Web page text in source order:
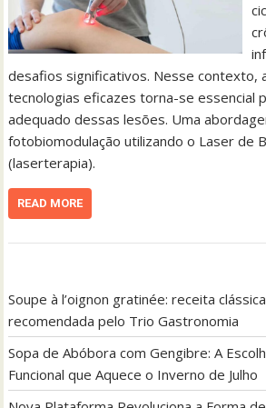
desafios significativos. Nesse contexto,
tecnologias eficazes torna-se essencial
adequado dessas lesões. Uma
fotobiomodulação utilizando o Laser de
(laserterapia).
READ MORE
Soupe à l’oignon gratinée: receita
recomendada pelo Trio Gastronomia
Sopa de Abóbora com Gengibre: A
Funcional que Aquece o Inverno de Julho